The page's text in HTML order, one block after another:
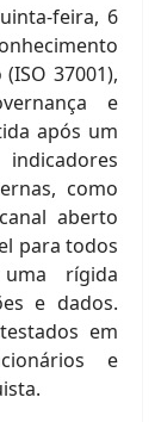
feira, 6
37001),
e
após um
como
aberto
para todos
rígida
e dados.
em
e